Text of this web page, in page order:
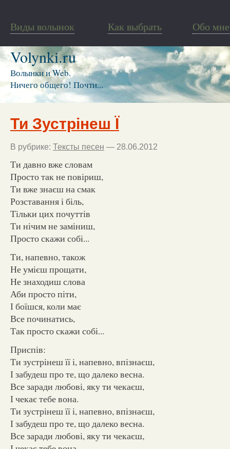
Виды волынок Как выбрать Обо мне
Volynki.ru
Волынки и Web.
Ничего общего! Почти...
Ти Зустрінеш Ї
В рубрике: Тексты песен — 28.06.2012
Ти давно вже словам
Просто так не повіриш,
Ти вже знаєш на смак
Розставання і біль,
Тільки цих почуттів
Ти нічим не заміниш,
Просто скажи собі...
Ти, напевно, також
Не умієш прощати,
Не знаходиш слова
Аби просто піти,
І боїшся, коли має
Все починатись,
Так просто скажи собі...
Приспів:
Ти зустрінеш її і, напевно, впізнаєш,
І забудеш про те, що далеко весна.
Все заради любові, яку ти чекаєш,
І чекає тебе вона.
Ти зустрінеш її і, напевно, впізнаєш,
І забудеш про те, що далеко весна.
Все заради любові, яку ти чекаєш,